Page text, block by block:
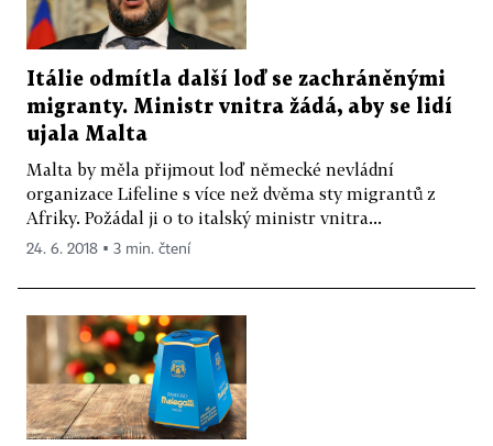
Itálie odmítla další loď se zachráněnými
migranty. Ministr vnitra žádá, aby se lidí
ujala Malta
Malta by měla přijmout loď německé nevládní
organizace Lifeline s více než dvěma sty migrantů z
Afriky. Požádal ji o to italský ministr vnitra...
24. 6. 2018 ▪ 3 min. čtení